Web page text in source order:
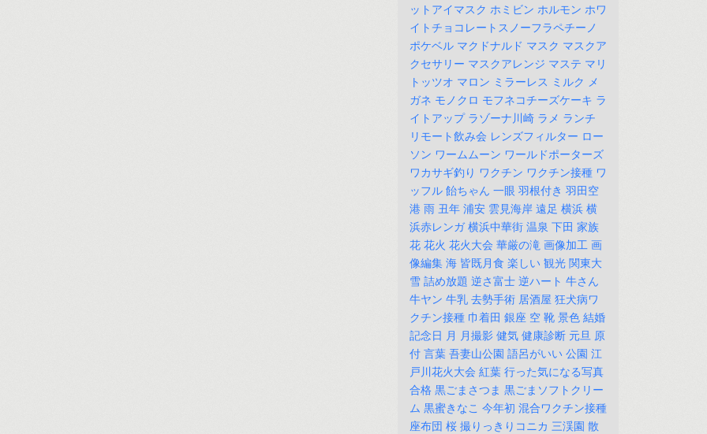
ットアイマスク ホミビン ホルモン ホワ
イトチョコレートスノーフラペチーノ
ポケベル マクドナルド マスク マスクア
クセサリー マスクアレンジ マステ マリ
トッツオ マロン ミラーレス ミルク メ
ガネ モノクロ モフネコチーズケーキ ラ
イトアップ ラゾーナ川崎 ラメ ランチ
リモート飲み会 レンズフィルター ロー
ソン ワームムーン ワールドポーターズ
ワカサギ釣り ワクチン ワクチン接種 ワ
ッフル 飴ちゃん 一眼 羽根付き 羽田空
港 雨 丑年 浦安 雲見海岸 遠足 横浜 横
浜赤レンガ 横浜中華街 温泉 下田 家族
花 花火 花火大会 華厳の滝 画像加工 画
像編集 海 皆既月食 楽しい 観光 関東大
雪 詰め放題 逆さ富士 逆ハート 牛さん
牛ヤン 牛乳 去勢手術 居酒屋 狂犬病ワ
クチン接種 巾着田 銀座 空 靴 景色 結婚
記念日 月 月撮影 健気 健康診断 元旦 原
付 言葉 吾妻山公園 語呂がいい 公園 江
戸川花火大会 紅葉 行った気になる写真
合格 黒ごまさつま 黒ごまソフトクリー
ム 黒蜜きなこ 今年初 混合ワクチン接種
座布団 桜 撮りっきりコニカ 三渓園 散